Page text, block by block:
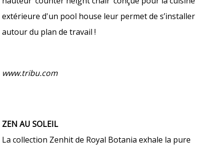
extérieure d'un pool house leur permet de s’installer
autour du plan de travail !
www.tribu.com
ZEN AU SOLEIL
La collection Zenhit de Royal Botania exhale la pure